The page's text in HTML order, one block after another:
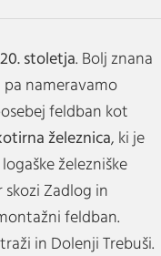
stoletja. Bolj znana
pa nameravamo
feldban kot
železnica, ki je
železniške
Zadlog in
feldban.
in Dolenji Trebuši.